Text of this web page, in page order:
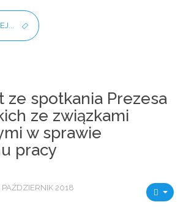
ze spotkania Prezesa
ze związkami
w sprawie
pracy
2018